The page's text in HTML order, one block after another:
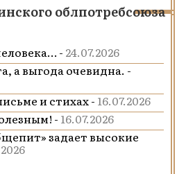
облпотребсоюза
- 24.07.2026
а выгода очевидна. -
и стихах - 16.07.2026
- 16.07.2026
задает высокие